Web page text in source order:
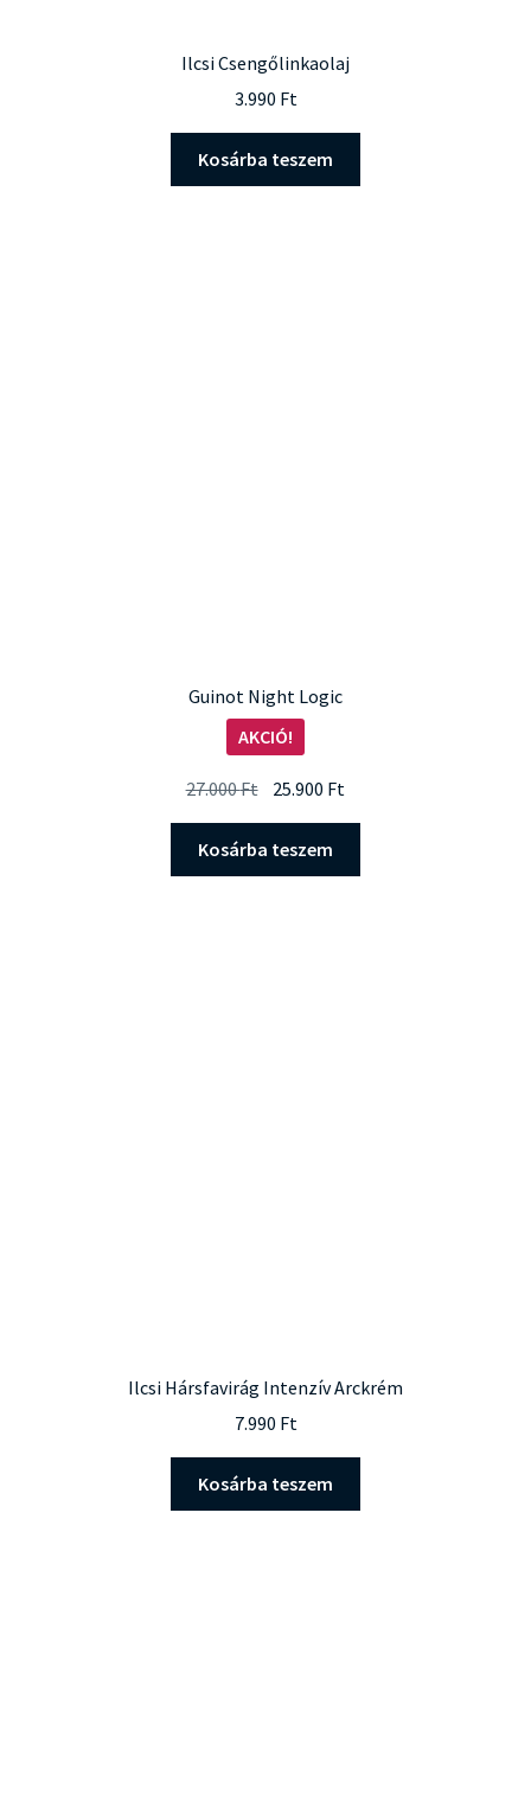
Ilcsi Csengőlinkaolaj
3.990 Ft
Kosárba teszem
Guinot Night Logic
AKCIÓ!
27.000Ft Original
price
was:
27.000 Ft.
25.900 Ft
price
25.900 Ft.
Kosárba teszem
Ilcsi Hársfavirág Intenzív Arckrém
7.990 Ft
Kosárba teszem